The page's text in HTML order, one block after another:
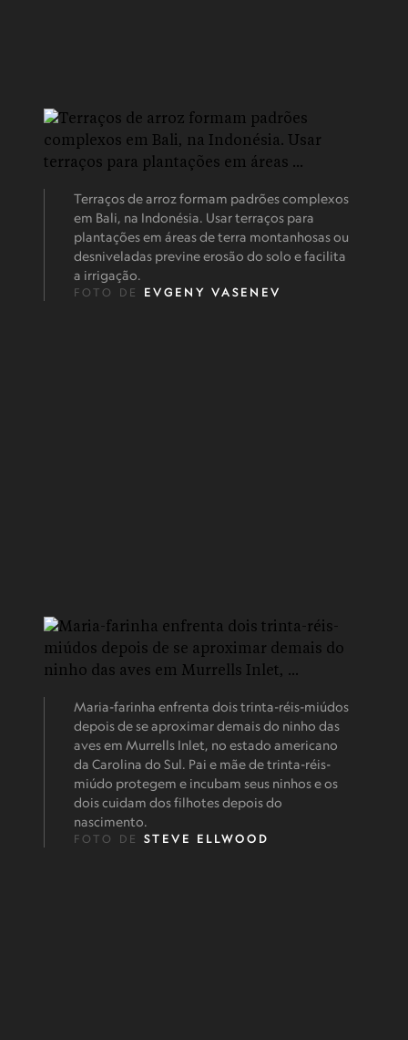
Terraços de arroz formam padrões complexos
em Bali, na Indonésia. Usar terraços para
plantações em áreas de terra montanhosas ou
desniveladas previne erosão do solo e facilita
a irrigação.
FOTO DE EVGENY VASENEV
Maria-farinha enfrenta dois trinta-réis-miúdos
depois de se aproximar demais do ninho das
aves em Murrells Inlet, no estado americano
da Carolina do Sul. Pai e mãe de trinta-réis-
miúdo protegem e incubam seus ninhos e os
dois cuidam dos filhotes depois do
nascimento.
FOTO DE STEVE ELLWOOD